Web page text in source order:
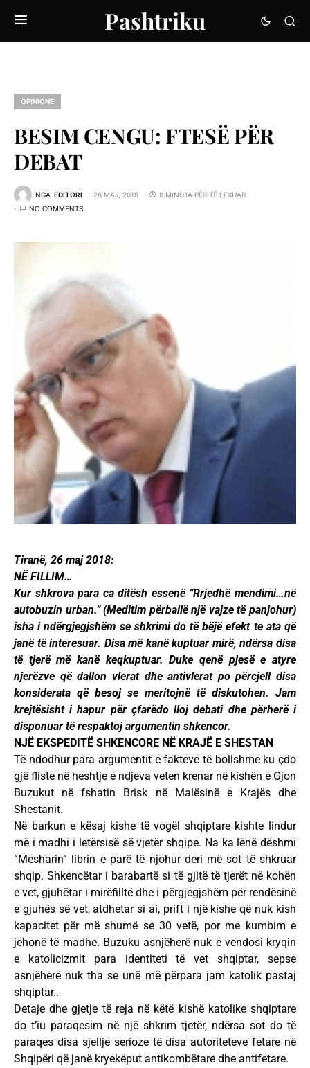
Pashtriku
OPINIONE
BESIM CENGU: FTESË PËR
DEBAT
NGA EDITORI 26 MAJ, 2018
8 MINUTA PËR TË LEXUAR
NO COMMENTS
Tiranë, 26 maj 2018:
NË FILLIM…
Kur shkrova para ca ditësh essenë “Rrjedhë mendimi…në
autobuzin urban.” (Meditim përballë një vajze të panjohur)
isha i ndërgjegjshëm se shkrimi do të bëjë efekt te ata që
janë të interesuar. Disa më kanë kuptuar mirë, ndërsa disa
të tjerë më kanë keqkuptuar. Duke qenë pjesë e atyre
njerëzve që dallon vlerat dhe antivlerat po përcjell disa
konsiderata që besoj se meritojnë të diskutohen. Jam
krejtësisht i hapur për çfarëdo lloj debati dhe përherë i
disponuar të respaktoj argumentin shkencor.
NJË EKSPEDITË SHKENCORE NË KRAJË E SHESTAN
Të ndodhur para argumentit e fakteve të bollshme ku çdo
gjë fliste në heshtje e ndjeva veten krenar në kishën e Gjon
Buzukut në fshatin Brisk në Malësinë e Krajës dhe
Shestanit.
Në barkun e kësaj kishe të vogël shqiptare kishte lindur
më i madhi i letërsisë së vjetër shqipe. Na ka lënë dëshmi
“Mesharin” librin e parë të njohur deri më sot të shkruar
shqip. Shkencëtar i barabartë si të gjitë të tjerët në kohën
e vet, gjuhëtar i mirëfilltë dhe i përgjegjshëm për rendësinë
e gjuhës së vet, atdhetar si ai, prift i një kishe që nuk kish
kapacitet për më shumë se 30 vetë, por me kumbim e
jehonë të madhe. Buzuku asnjëherë nuk e vendosi kryqin
e katolicizmit para identiteti të vet shqiptar, sepse
asnjëherë nuk tha se unë më përpara jam katolik pastaj
shqiptar..
Detaje dhe gjetje të reja në këtë kishë katolike shqiptare
do t’iu paraqesim në një shkrim tjetër, ndërsa sot do të
paraqes disa sjellje serioze të disa autoriteteve fetare në
Shqipëri që janë kryekëput antikombëtare dhe antifetare.